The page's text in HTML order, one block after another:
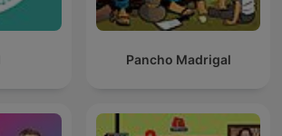
Pancho Madrigal